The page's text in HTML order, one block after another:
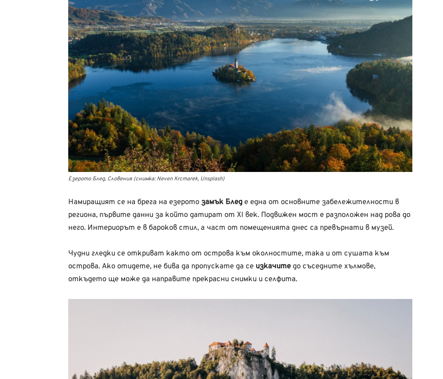
Езерото Блед, Словения (снимка: Neven Krcmarek, Unsplash)
Намиращият се на брега на езерото замък Блед е една от основните забележителности в
региона, първите данни за който датират от XI век. Подвижен мост е разположен над рова до
него. Интериорът е в бароков стил, а част от помещенията днес са превърнати в музей.
Чудни гледки се откриват както от острова към околностите, така и от сушата към
острова. Ако отидете, не бива да пропускате да се изкачите до съседните хълмове,
откъдето ще може да направите прекрасни снимки и селфита.